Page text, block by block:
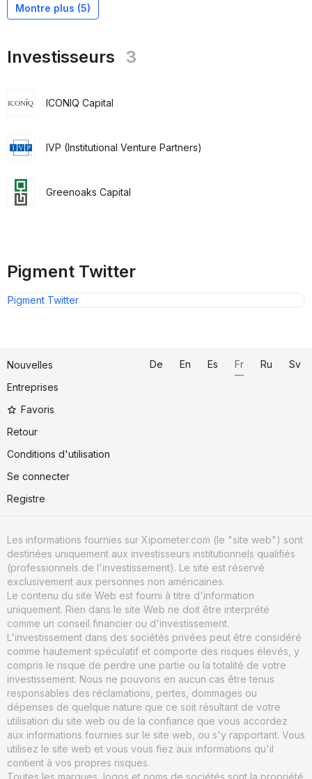
Montre plus (5)
Investisseurs 3
ICONIQ Capital
IVP (Institutional Venture Partners)
Greenoaks Capital
Pigment Twitter
Pigment Twitter
Nouvelles
Entreprises
Favoris
Retour
Conditions d'utilisation
Se connecter
Registre
De En Es Fr Ru Sv
Les informations fournies sur Xipometer.com (le "site web") sont
destinées uniquement aux investisseurs institutionnels qualifiés
(professionnels de l'investissement). Le site est réservé
exclusivement aux personnes non américaines.
Le contenu du site Web est fourni à titre d'information
uniquement. Rien dans le site Web ne doit être interprété
comme un conseil financier ou d'investissement.
L'investissement dans des sociétés privées peut être considéré
comme hautement spéculatif et comporte des risques élevés, y
compris le risque de perdre une partie ou la totalité de votre
investissement. Nous ne pouvons en aucun cas être tenus
responsables des réclamations, pertes, dommages ou
dépenses de quelque nature que ce soit résultant de votre
utilisation du site web ou de la confiance que vous accordez
aux informations fournies sur le site web, ou s'y rapportant. Vous
utilisez le site web et vous vous fiez aux informations qu'il
contient à vos propres risques.
Toutes les marques, logos et noms de sociétés sont la propriété